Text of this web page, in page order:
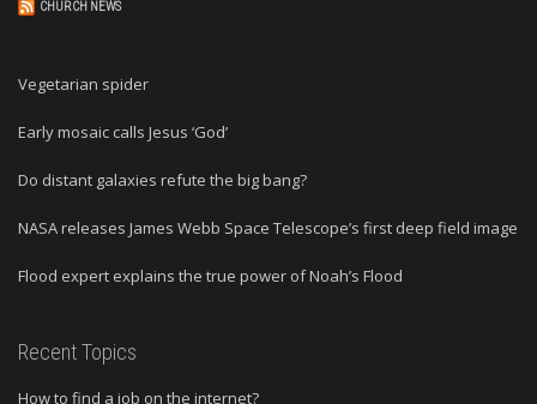
CHURCH NEWS
Vegetarian spider
Early mosaic calls Jesus ‘God’
Do distant galaxies refute the big bang?
NASA releases James Webb Space Telescope’s first deep field image
Flood expert explains the true power of Noah’s Flood
Recent Topics
How to find a job on the internet?